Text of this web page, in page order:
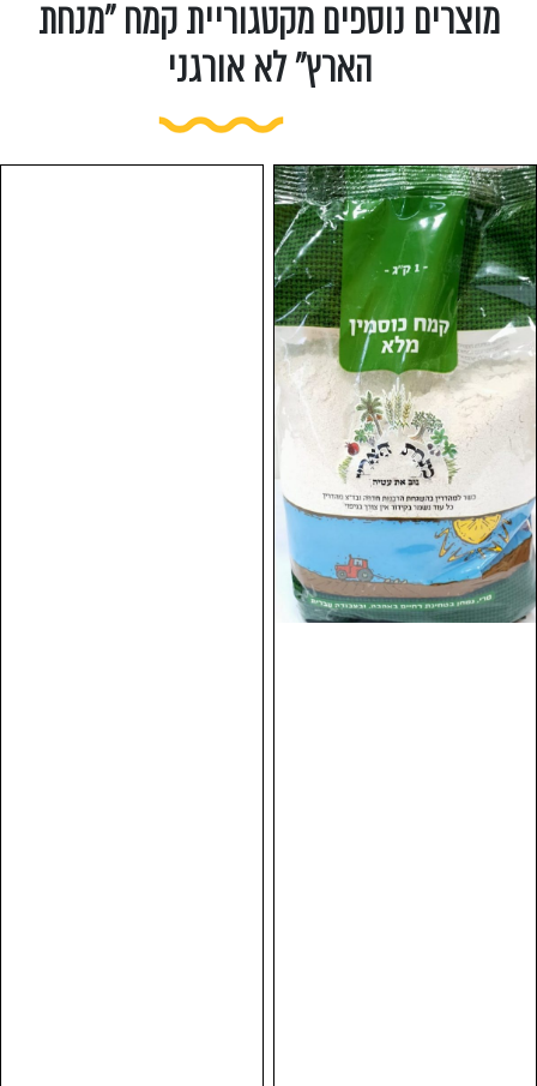
מוצרים נוספים מקטגוריית קמח "מנחת
הארץ" לא אורגני